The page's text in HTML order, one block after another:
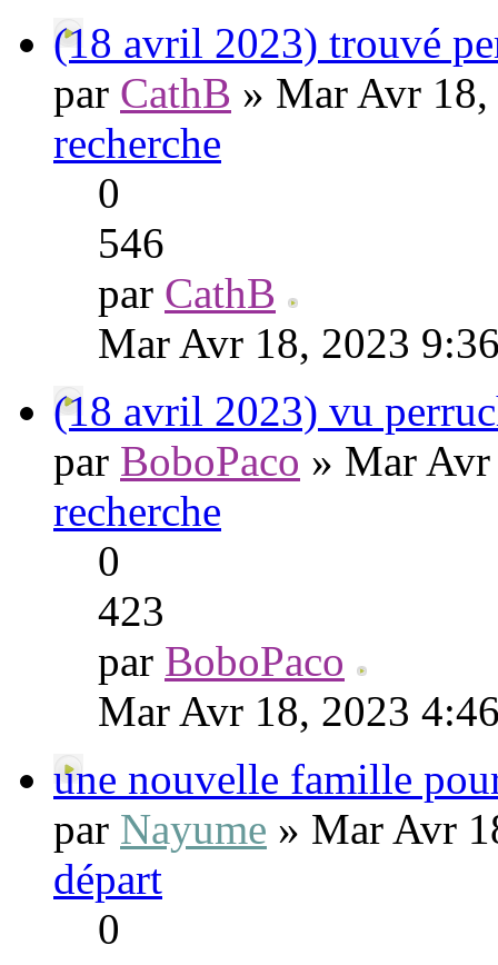
(18 avril 2023) trouvé
par CathB » Mar Avr
recherche
0
546
par CathB
Mar Avr 18, 2023
(18 avril 2023) vu
par BoboPaco » Mar
recherche
0
423
par BoboPaco
Mar Avr 18, 2023
une nouvelle famille
par Nayume » Mar Avr
départ
0